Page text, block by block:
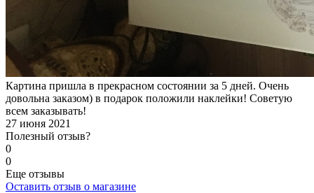
Картина пришла в прекрасном состоянии за 5 дней. Очень
довольна заказом) в подарок положили наклейки! Советую
всем заказывать!
27 июня 2021
Полезный отзыв?
0
0
Еще отзывы
Оставить отзыв о магазине